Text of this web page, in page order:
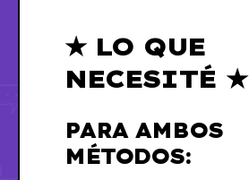
★ LO QUE
NECESITÉ ★
PARA AMBOS
MÉTODOS: